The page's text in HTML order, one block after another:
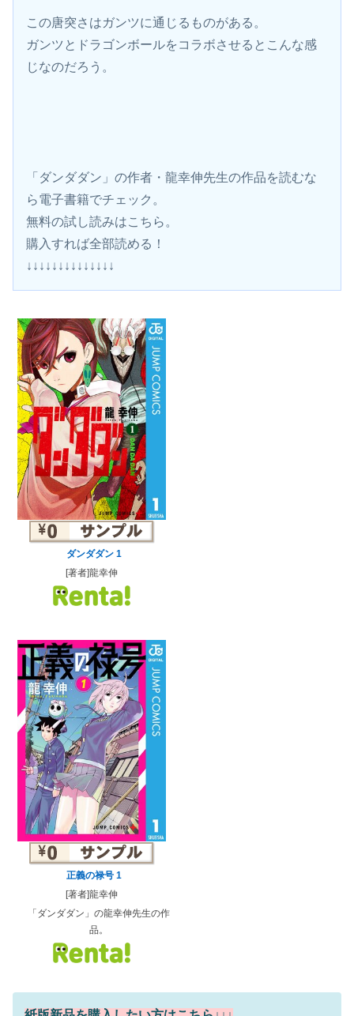
この唐突さはガンツに通じるものがある。
ガンツとドラゴンボールをコラボさせるとこんな感
じなのだろう。
「ダンダダン」の作者・龍幸伸先生の作品を読むな
ら電子書籍でチェック。
無料の試し読みはこちら。
購入すれば全部読める！
↓↓↓↓↓↓↓↓↓↓↓↓↓↓
ダンダダン 1
[著者]龍幸伸
正義の禄号 1
[著者]龍幸伸
「ダンダダン」の龍幸伸先生の作
品。